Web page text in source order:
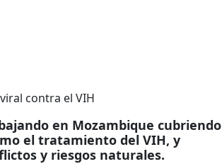
contra el VIH
en Mozambique cubriendo
el tratamiento del VIH, y
y riesgos naturales.